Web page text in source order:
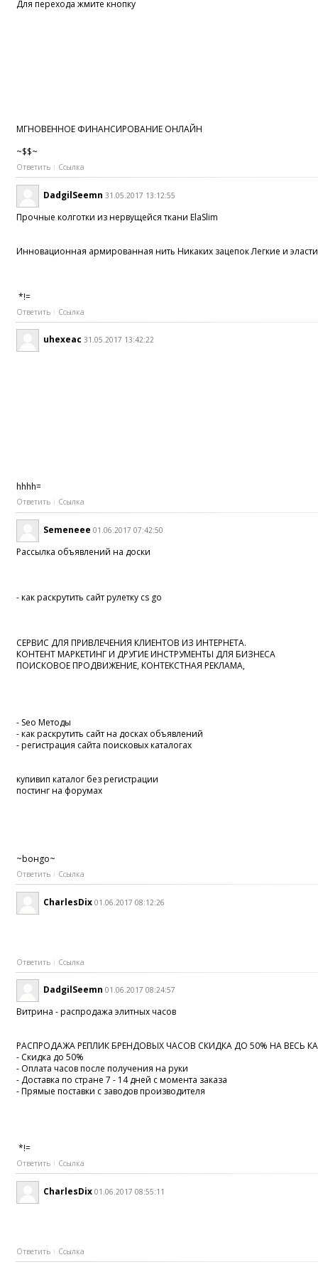
Для перехода жмите кнопку
МГНОВЕННОЕ ФИНАНСИРОВАНИЕ ОНЛАЙН
~$$~
Ответить Ссылка
DadgilSeemn 31.05.2017 13:12:55
Прочные колготки из нервущейся ткани ElaSlim
Инновационная армированная нить Никаких зацепок Легкие и
*!=
Ответить Ссылка
uhexeac 31.05.2017 13:42:22
hhhh=
Ответить Ссылка
Semeneee 01.06.2017 07:42:50
Рассылка объявлений на доски
- как раскрутить сайт рулетку cs go
СЕРВИС ДЛЯ ПРИВЛЕЧЕНИЯ КЛИЕНТОВ ИЗ ИНТЕРНЕТА.
КОНТЕНТ МАРКЕТИНГ И ДРУГИЕ ИНСТРУМЕНТЫ ДЛЯ БИЗНЕСА
ПОИСКОВОЕ ПРОДВИЖЕНИЕ, КОНТЕКСТНАЯ РЕКЛАМА,
- Seo Методы
- как раскрутить сайт на досках объявлений
- регистрация сайта поисковых каталогах
купивип каталог без регистрации
постинг на форумах
~boнgo~
Ответить Ссылка
CharlesDix 01.06.2017 08:12:26
Ответить Ссылка
DadgilSeemn 01.06.2017 08:24:57
Витрина - распродажа элитных часов
РАСПРОДАЖА РЕПЛИК БРЕНДОВЫХ ЧАСОВ СКИДКА ДО 50% НА ВЕСЬ
- Скидка до 50%
- Оплата часов после получения на руки
- Доставка по стране 7 - 14 дней с момента заказа
- Прямые поставки с заводов производителя
*!=
Ответить Ссылка
CharlesDix 01.06.2017 08:55:11
Ответить Ссылка